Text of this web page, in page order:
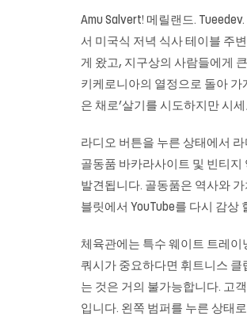
Amu Salvert! 메릴랜드.
서 미국식 저녁 식사 테이블 주
게 왔고, 지구상의 사람들에게
키케로니아의 열정으로 돌아
은 채로’살기를 시도하지만 시
라디오 버튼을 누른 상태에서
골동품 바카라사이트 및 빈티지
발견됩니다. 골동품은 역사와
블릿에서 YouTube를 다시 감상
체육관에는 특수 웨이트 트레
쿼시가 중요하다면 휘트니스 클
는 것은 거의 불가능합니다. 고
입니다. 왼쪽 범퍼를 누른 상태